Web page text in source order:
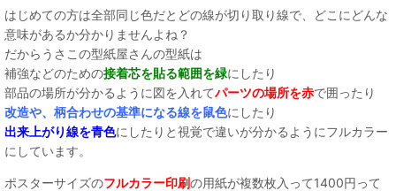
はじめての方は全部同じ色だとどの線が切り取り線で、どこにどんな
意味があるか分かりませんよね？
だからうさこの型紙屋さんの型紙は
補強などのための接着芯を貼る範囲を緑にしたり
部品の場所が分かるように図を入れてパーツの場所を赤で囲ったり
改造や、柄合わせの基準になる線を鼠色にしたり
出来上がり線を青色にしたりと視覚で違いが分かるようにフルカラー
にしています。
ポスターサイズのフルカラー印刷の用紙が複数枚入って1400円って